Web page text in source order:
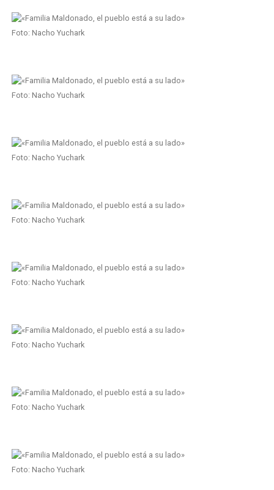
Foto: Nacho Yuchark
Foto: Nacho Yuchark
Foto: Nacho Yuchark
Foto: Nacho Yuchark
Foto: Nacho Yuchark
Foto: Nacho Yuchark
Foto: Nacho Yuchark
Foto: Nacho Yuchark